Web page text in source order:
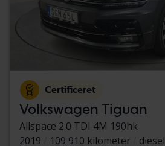
Certificeret
Volkswagen Tiguan
Allspace 2.0 TDI 4M 190hk
2019
109 910 kilometer
diesel